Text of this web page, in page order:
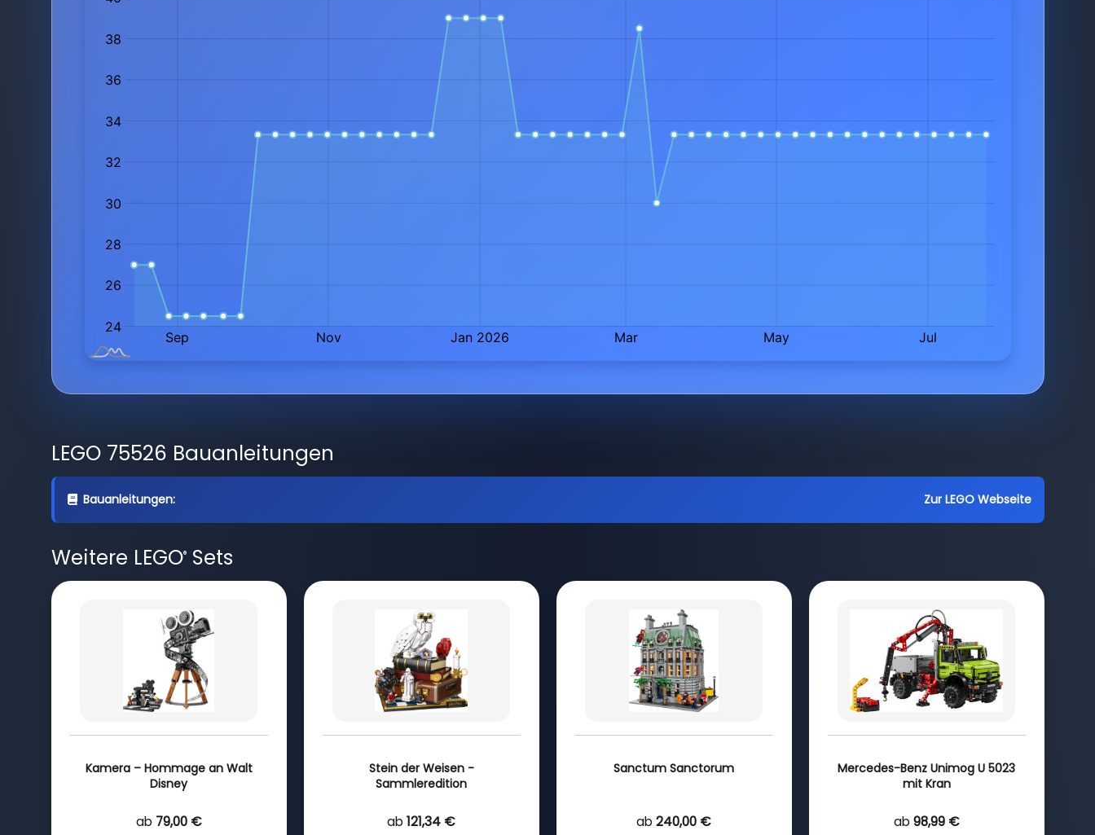
LEGO 75526 Bauanleitungen
Bauanleitungen: Zur LEGO Webseite
Weitere LEGO®Sets
Kamera – Hommage an Walt
Disney
ab 79,00 €
Stein der Weisen -
Sammleredition
ab 121,34 €
Sanctum Sanctorum
ab 240,00 €
Mercedes-Benz Unimog U 5023
mit Kran
ab 98,99 €